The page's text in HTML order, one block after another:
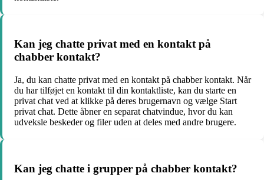
Kan jeg chatte privat med en kontakt på
chabber kontakt?
Ja, du kan chatte privat med en kontakt på chabber kontakt. Når
du har tilføjet en kontakt til din kontaktliste, kan du starte en
privat chat ved at klikke på deres brugernavn og vælge Start
privat chat. Dette åbner en separat chatvindue, hvor du kan
udveksle beskeder og filer uden at deles med andre brugere.
Kan jeg chatte i grupper på chabber kontakt?